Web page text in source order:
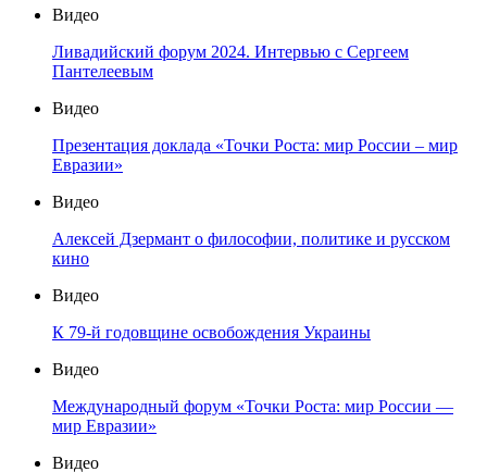
Видео
Ливадийский форум 2024. Интервью с Сергеем
Пантелеевым
Видео
Презентация доклада «Точки Роста: мир России – мир
Евразии»
Видео
Алексей Дзермант о философии, политике и русском
кино
Видео
К 79-й годовщине освобождения Украины
Видео
Международный форум «Точки Роста: мир России —
мир Евразии»
Видео